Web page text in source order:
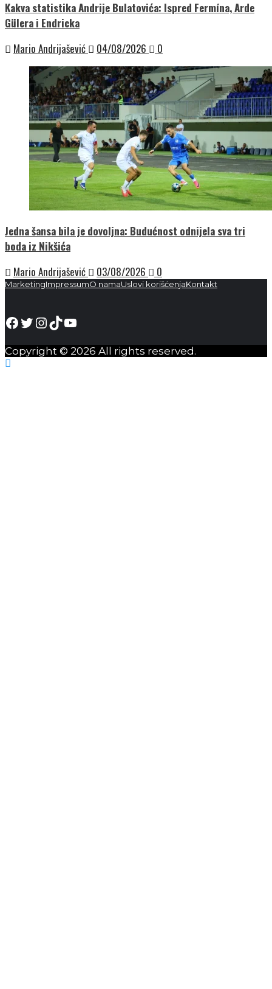
Kakva statistika Andrije Bulatovića: Ispred Fermína, Arde
Gülera i Endricka
Mario Andrijašević
04/08/2026 0
Jedna šansa bila je dovoljna: Budućnost odnijela sva tri
boda iz Nikšića
Mario Andrijašević
03/08/2026 0
MarketingImpressumO namaUslovi korišćenjaKontakt
Facebook
Twitter
Instagram
TikTok
YouTube
Copyright © 2026 All rights reserved.